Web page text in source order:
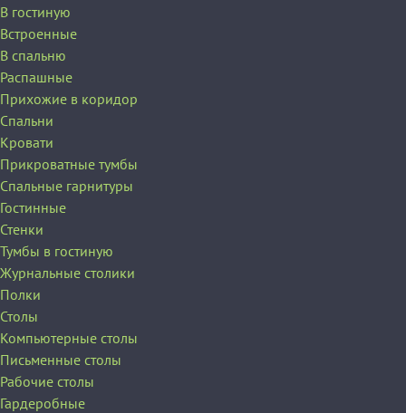
В гостиную
Встроенные
В спальню
Распашные
Прихожие в коридор
Спальни
Кровати
Прикроватные тумбы
Спальные гарнитуры
Гостинные
Стенки
Тумбы в гостиную
Журнальные столики
Полки
Столы
Компьютерные столы
Письменные столы
Рабочие столы
Гардеробные